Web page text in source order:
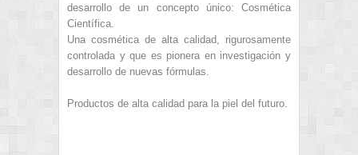
desarrollo de un concepto único: Cosmética
Científica.
Una cosmética de alta calidad, rigurosamente
controlada y que es pionera en investigación y
desarrollo de nuevas fórmulas.
Productos de alta calidad para la piel del futuro.